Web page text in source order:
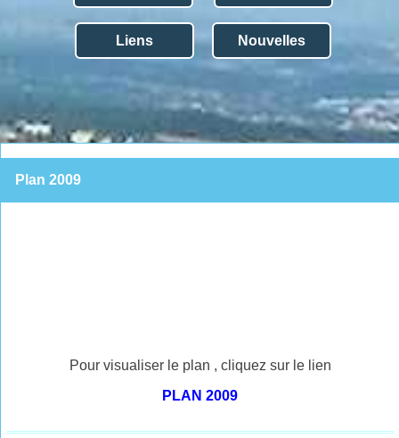
Liens Nouvelles
Plan 2009
Pour visualiser le plan , cliquez sur le lien
PLAN 2009